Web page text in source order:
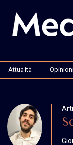
Attualità